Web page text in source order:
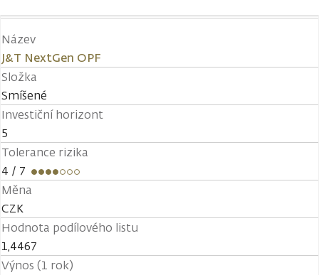
Název
J&T NextGen OPF
Složka
Smíšené
Investiční horizont
5
Tolerance rizika
4 / 7
Měna
CZK
Hodnota podílového listu
1,4467
Výnos (1 rok)